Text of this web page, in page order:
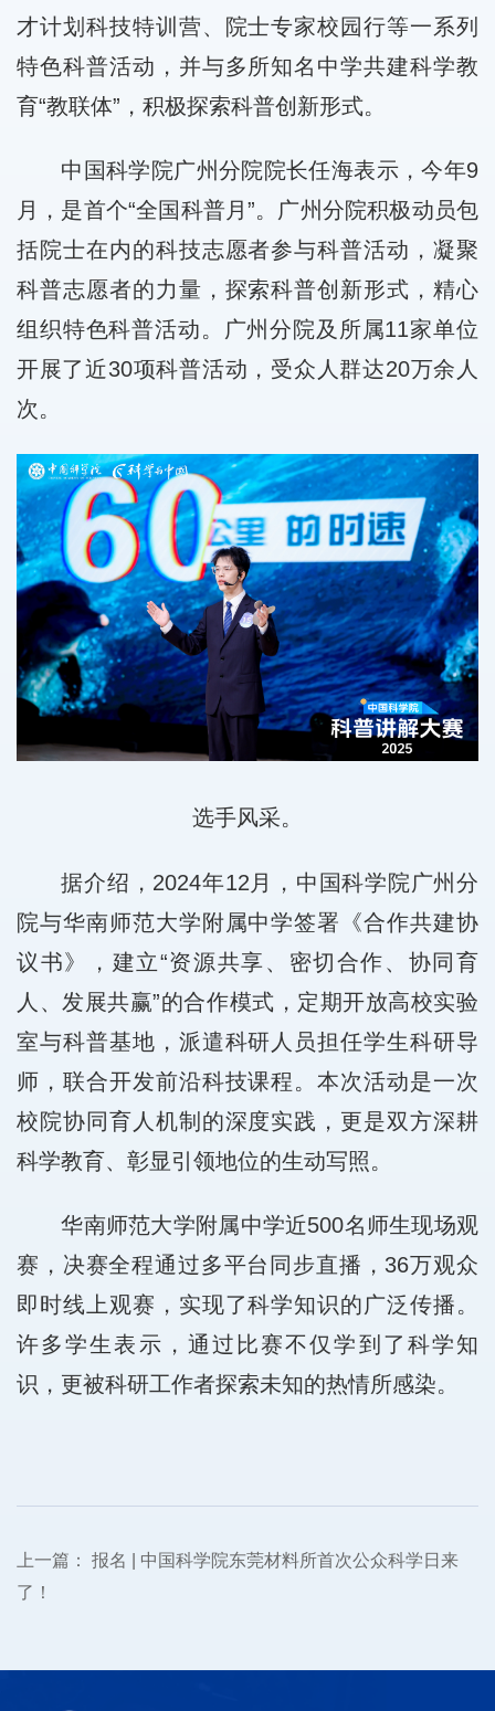
才计划科技特训营、院士专家校园行等一系列
特色科普活动，并与多所知名中学共建科学教
育“教联体”，积极探索科普创新形式。
中国科学院广州分院院长任海表示，今年9
月，是首个“全国科普月”。广州分院积极动员包
括院士在内的科技志愿者参与科普活动，凝聚
科普志愿者的力量，探索科普创新形式，精心
组织特色科普活动。广州分院及所属11家单位
开展了近30项科普活动，受众人群达20万余人
次。
选手风采。
据介绍，2024年12月，中国科学院广州分
院与华南师范大学附属中学签署《合作共建协
议书》，建立“资源共享、密切合作、协同育
人、发展共赢”的合作模式，定期开放高校实验
室与科普基地，派遣科研人员担任学生科研导
师，联合开发前沿科技课程。本次活动是一次
校院协同育人机制的深度实践，更是双方深耕
科学教育、彰显引领地位的生动写照。
华南师范大学附属中学近500名师生现场观
赛，决赛全程通过多平台同步直播，36万观众
即时线上观赛，实现了科学知识的广泛传播。
许多学生表示，通过比赛不仅学到了科学知
识，更被科研工作者探索未知的热情所感染。
上一篇：
报名 | 中国科学院东莞材料所首次公众科学日来
了！